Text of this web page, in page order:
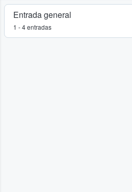
Entrada general
1 - 4 entradas